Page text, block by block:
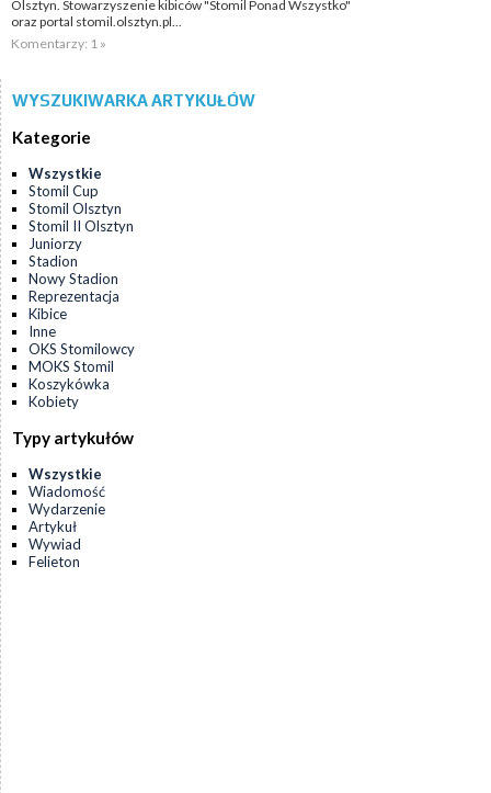
Olsztyn. Stowarzyszenie kibiców "Stomil Ponad Wszystko"
oraz portal stomil.olsztyn.pl...
Komentarzy: 1 »
WYSZUKIWARKA ARTYKUŁÓW
Kategorie
Wszystkie
Stomil Cup
Stomil Olsztyn
Stomil II Olsztyn
Juniorzy
Stadion
Nowy Stadion
Reprezentacja
Kibice
Inne
OKS Stomilowcy
MOKS Stomil
Koszykówka
Kobiety
Typy artykułów
Wszystkie
Wiadomość
Wydarzenie
Artykuł
Wywiad
Felieton